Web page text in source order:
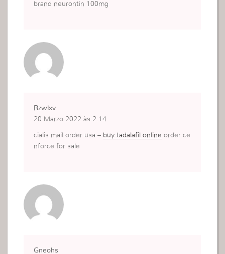
brand neurontin 100mg
Rzwlxv
20 Marzo 2022 às 2:14
cialis mail order usa – buy tadalafil online order ce
nforce for sale
Gneohs